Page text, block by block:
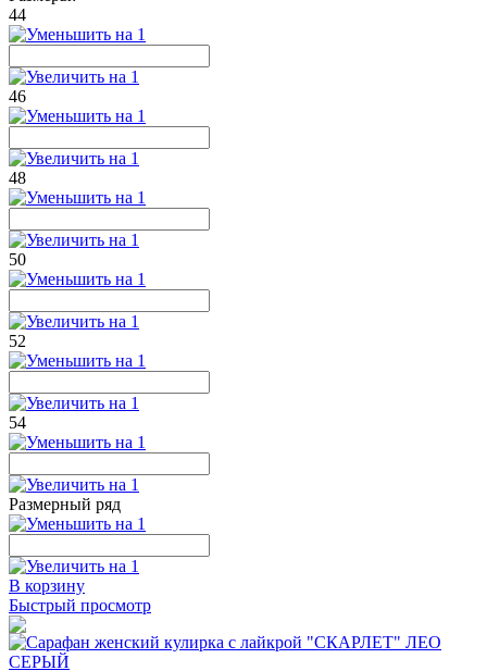
44
46
48
50
52
54
Размерный ряд
В корзину
Быстрый просмотр